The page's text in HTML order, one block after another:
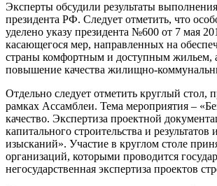
Эксперты обсудили результаты
президента РФ. Следует отметить, что
уделено указу президента №600 от 7 мая
касающегося мер, направленных на
страны комфортным и доступным жильем,
повышение качества жилищно-
Отдельно следует отметить круглый стол,
рамках Ассамблеи. Тема мероприятия –
качество. Экспертиза проектной
капитального строительства и
изысканий». Участие в круглом столе
организаций, которыми проводится
негосударственная экспертиза проектов